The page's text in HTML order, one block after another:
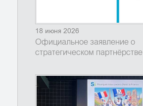
18 июня 2026
Официальное заявление о
стратегическом партнёрстве